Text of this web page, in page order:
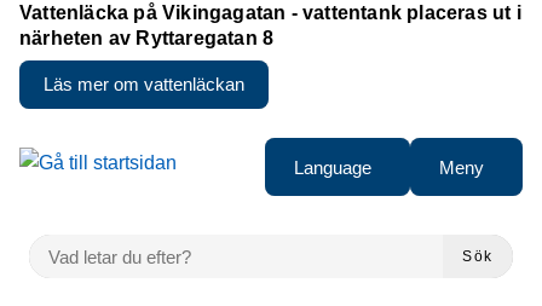
Vattenläcka på Vikingagatan - vattentank placeras ut i
närheten av Ryttaregatan 8
Läs mer om vattenläckan
Gå till innehåll
Language Meny
VAD LETAR DU EFTER?
Sök